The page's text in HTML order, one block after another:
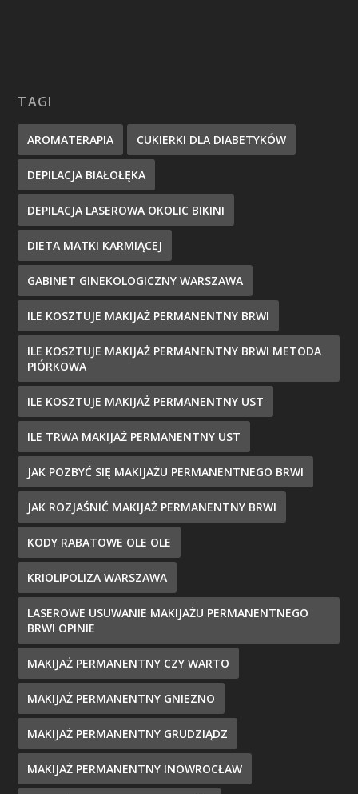
TAGI
AROMATERAPIA CUKIERKI DLA DIABETYKÓW
DEPILACJA BIAŁOŁĘKA
DEPILACJA LASEROWA OKOLIC BIKINI
DIETA MATKI KARMIĄCEJ
GABINET GINEKOLOGICZNY WARSZAWA
ILE KOSZTUJE MAKIJAŻ PERMANENTNY BRWI
ILE KOSZTUJE MAKIJAŻ PERMANENTNY BRWI METODA
PIÓRKOWA
ILE KOSZTUJE MAKIJAŻ PERMANENTNY UST
ILE TRWA MAKIJAŻ PERMANENTNY UST
JAK POZBYĆ SIĘ MAKIJAŻU PERMANENTNEGO BRWI
JAK ROZJAŚNIĆ MAKIJAŻ PERMANENTNY BRWI
KODY RABATOWE OLE OLE
KRIOLIPOLIZA WARSZAWA
LASEROWE USUWANIE MAKIJAŻU PERMANENTNEGO
BRWI OPINIE
MAKIJAŻ PERMANENTNY CZY WARTO
MAKIJAŻ PERMANENTNY GNIEZNO
MAKIJAŻ PERMANENTNY GRUDZIĄDZ
MAKIJAŻ PERMANENTNY INOWROCŁAW